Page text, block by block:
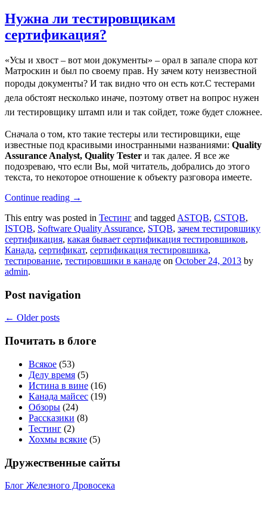
Нужна ли тестировщикам
сертификация?
«Усы и хвост – вот мои документы» – орал в запале спора кот
Матроскин и был по своему прав. Ну зачем коту неизвестной
породы документы? И так видно что он есть кот.С тестерами
дела обстоят несколько иначе, поэтому ответ на вопрос нужен
ли тестировщику штамп или и так сойдет, тоже будет сложнее.
Сначала о том, кто такие тестеры или тестировщики, еще
известные под красивыми иностранными названиями: Quality
Assurance Analyst, Quality Tester и так далее. Я все же
подозреваю, что если Вы, мой читатель, добрались до этого
текста, то некоторое отношение к объекту разговора имеете.
Continue reading →
This entry was posted in Тестинг and tagged ASTQB, CSTQB,
ISTQB, Software Quality Assurance, STQB, зачем тестировшику
сертификация, какая бывает сертификация тестировшиков,
Канада, сертификат, сертификация тестировшика,
тестирование, тестировшики в канаде on October 24, 2013 by
admin.
Post navigation
← Older posts
Почитать в блоге
Всякое (53)
Делу время (5)
Истина в вине (16)
Канада майсес (19)
Обзоры (24)
Рассказики (8)
Тестинг (2)
Хохмы всякие (5)
Дружественные сайты
Блог Железного Дровосека